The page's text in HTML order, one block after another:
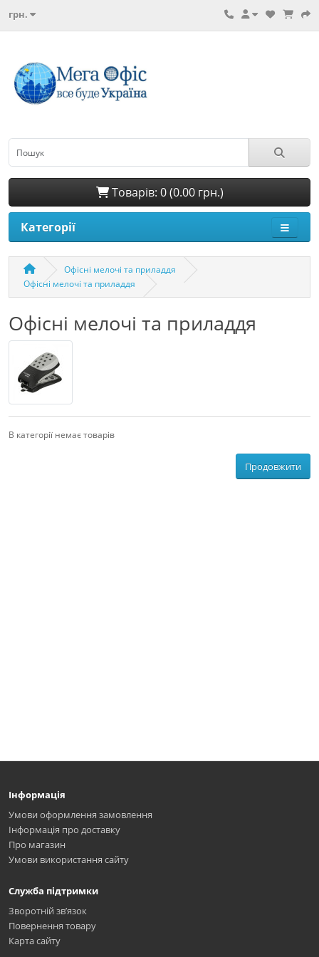
грн.
Товарів: 0 (0.00 грн.)
Категорії
Офісні мелочі та приладдя
Офісні мелочі та приладдя
Офісні мелочі та приладдя
В категорії немає товарів
Продовжити
Інформація
Умови оформлення замовлення
Інформація про доставку
Про магазин
Умови використання сайту
Служба підтримки
Зворотній зв’язок
Повернення товару
Карта сайту